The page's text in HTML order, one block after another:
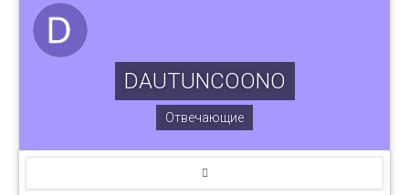
DAUTUNCOONO
Отвечающие